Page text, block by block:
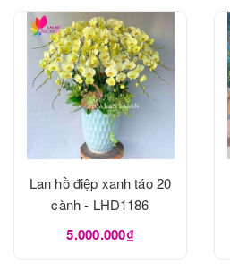
Lan hồ điệp xanh táo 20
cành - LHD1186
5.000.000₫